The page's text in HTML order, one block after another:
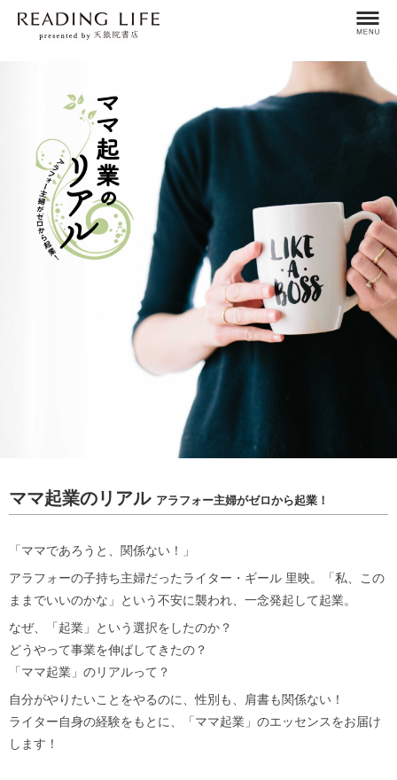
ママ起業のリアル アラフォー主婦がゼロから起業！
「ママであろうと、関係ない！」
アラフォーの子持ち主婦だったライター・ギール 里映。「私、この
ままでいいのかな」という不安に襲われ、一念発起して起業。
なぜ、「起業」という選択をしたのか？
どうやって事業を伸ばしてきたの？
「ママ起業」のリアルって？
自分がやりたいことをやるのに、性別も、肩書も関係ない！
ライター自身の経験をもとに、「ママ起業」のエッセンスをお届け
します！